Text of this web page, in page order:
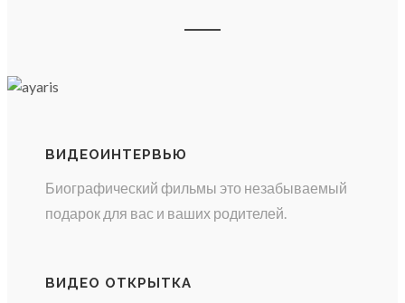
ВИДЕОИНТЕРВЬЮ
Биографический фильмы это незабываемый
подарок для вас и ваших родителей.
ВИДЕО ОТКРЫТКА